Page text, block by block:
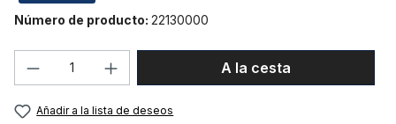
Número de producto: 22130000
Cantidad del producto: introduce la
A la cesta
Añadir a la lista de deseos